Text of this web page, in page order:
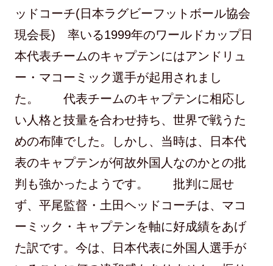
ッドコーチ(日本ラグビーフットボール協会
現会長) 率いる1999年のワールドカップ日
本代表チームのキャプテンにはアンドリュ
ー・マコーミック選手が起用されまし
た。 代表チームのキャプテンに相応し
い人格と技量を合わせ持ち、世界で戦うた
めの布陣でした。しかし、当時は、日本代
表のキャプテンが何故外国人なのかとの批
判も強かったようです。 批判に屈せ
ず、平尾監督・土田ヘッドコーチは、マコ
ーミック・キャプテンを軸に好成績をあげ
た訳です。今は、日本代表に外国人選手が